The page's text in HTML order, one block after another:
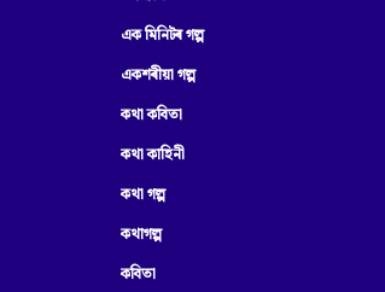
এক মিনিটৰ গল্প
একশৰীয়া গল্প
কথা কবিতা
কথা কাহিনী
কথা গল্প
কথাগল্প
কবিতা